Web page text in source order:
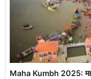
Maha Kumbh 2025: